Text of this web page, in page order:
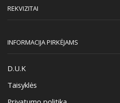
REKVIZITAI
INFORMACIJA PIRKĖJAMS
D.U.K
Taisyklės